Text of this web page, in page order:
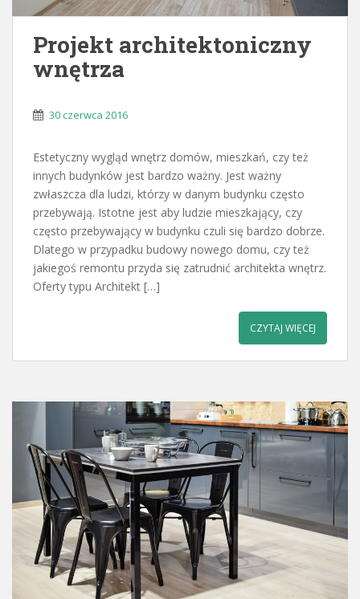
Projekt architektoniczny
wnętrza
30 czerwca 2016
Estetyczny wygląd wnętrz domów, mieszkań, czy też
innych budynków jest bardzo ważny. Jest ważny
zwłaszcza dla ludzi, którzy w danym budynku często
przebywają. Istotne jest aby ludzie mieszkający, czy
często przebywający w budynku czuli się bardzo dobrze.
Dlatego w przypadku budowy nowego domu, czy też
jakiegoś remontu przyda się zatrudnić architekta wnętrz.
Oferty typu Architekt […]
CZYTAJ WIĘCEJ